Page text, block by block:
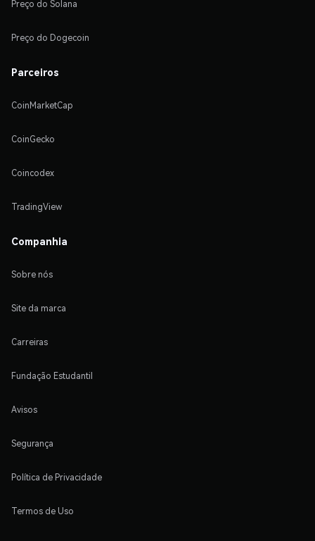
Preço do Solana
Preço do Dogecoin
Parceiros
CoinMarketCap
CoinGecko
Coincodex
TradingView
Companhia
Sobre nós
Site da marca
Carreiras
Fundação Estudantil
Avisos
Segurança
Política de Privacidade
Termos de Uso